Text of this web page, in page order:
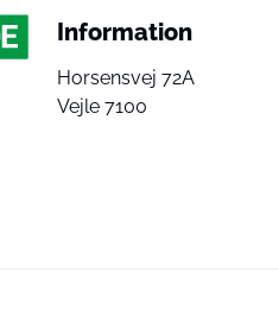
Information
Horsensvej 72A
Vejle 7100